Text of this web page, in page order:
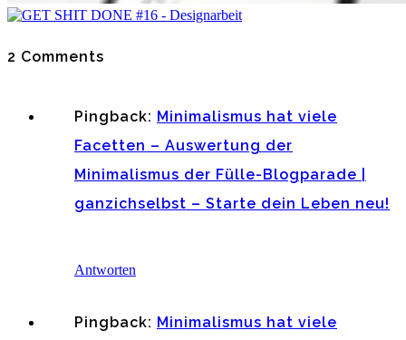
2 Comments
Pingback: Minimalismus hat viele
Facetten – Auswertung der
Minimalismus der Fülle-Blogparade |
ganzichselbst – Starte dein Leben neu!
Antworten
Pingback: Minimalismus hat viele